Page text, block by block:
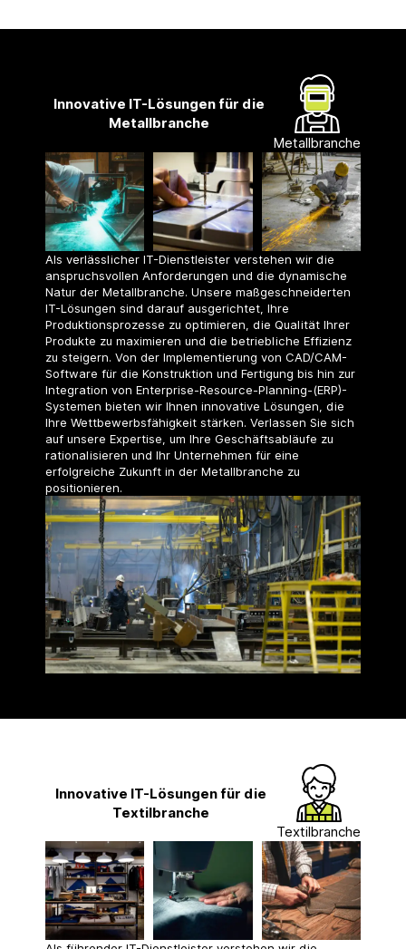
Innovative IT-Lösungen für die
Metallbranche
Metallbranche
Als verlässlicher IT-Dienstleister verstehen wir die
anspruchsvollen Anforderungen und die dynamische
Natur der Metallbranche. Unsere maßgeschneiderten
IT-Lösungen sind darauf ausgerichtet, Ihre
Produktionsprozesse zu optimieren, die Qualität Ihrer
Produkte zu maximieren und die betriebliche Effizienz
zu steigern. Von der Implementierung von CAD/CAM-
Software für die Konstruktion und Fertigung bis hin zur
Integration von Enterprise-Resource-Planning-(ERP)-
Systemen bieten wir Ihnen innovative Lösungen, die
Ihre Wettbewerbsfähigkeit stärken. Verlassen Sie sich
auf unsere Expertise, um Ihre Geschäftsabläufe zu
rationalisieren und Ihr Unternehmen für eine
erfolgreiche Zukunft in der Metallbranche zu
positionieren.
Innovative IT-Lösungen für die
Textilbranche
Textilbranche